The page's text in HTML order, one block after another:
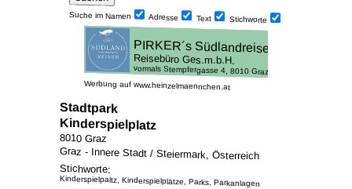
Suche im Namen Adresse Text Stich­worte
Werbung auf www.heinzelmaennchen.at
Stadtpark
Kinderspielplatz
8010 Graz
Graz - Innere Stadt / Steiermark, Österreich
Stichworte:
Kinderspielpaltz, Kinderspielplätze, Parks, Parkanlagen